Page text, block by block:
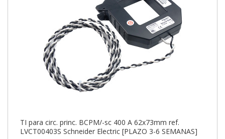
TI para circ. princ. BCPM/-sc 400 A 62x73mm ref.
LVCT00403S Schneider Electric [PLAZO 3-6 SEMANAS]